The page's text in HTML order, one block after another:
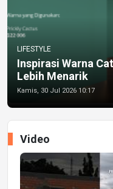
LIFESTYLE
Inspirasi Warna
Lebih Menarik
Kamis, 30 Jul 2026 10:17
Video